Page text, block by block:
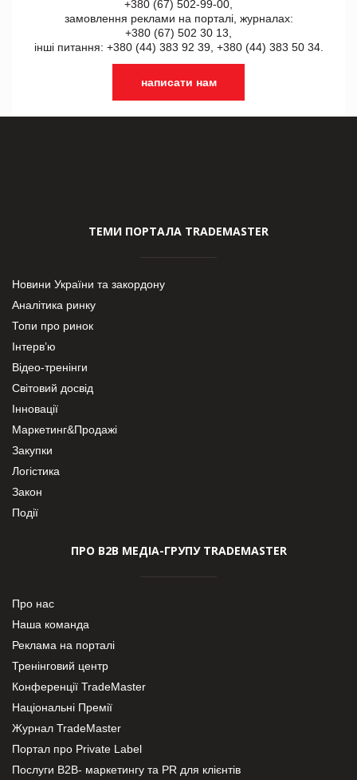
+380 (67) 502-99-00,
замовлення реклами на порталі, журналах:
+380 (67) 502 30 13,
інші питання: +380 (44) 383 92 39, +380 (44) 383 50 34.
написати нам
ТЕМИ ПОРТАЛА TRADEMASTER
Новини України та закордону
Аналітика ринку
Топи про ринок
Інтерв’ю
Відео-тренінги
Світовий досвід
Інновації
Маркетинг&Продажі
Закупки
Логістика
Закон
Події
ПРО В2В МЕДІА-ГРУПУ TRADEMASTER
Про нас
Наша команда
Реклама на порталі
Тренінговий центр
Конференції TradeMaster
Національні Премії
Журнал TradeMaster
Портал про Private Label
Послуги В2В- маркетингу та PR для клієнтів